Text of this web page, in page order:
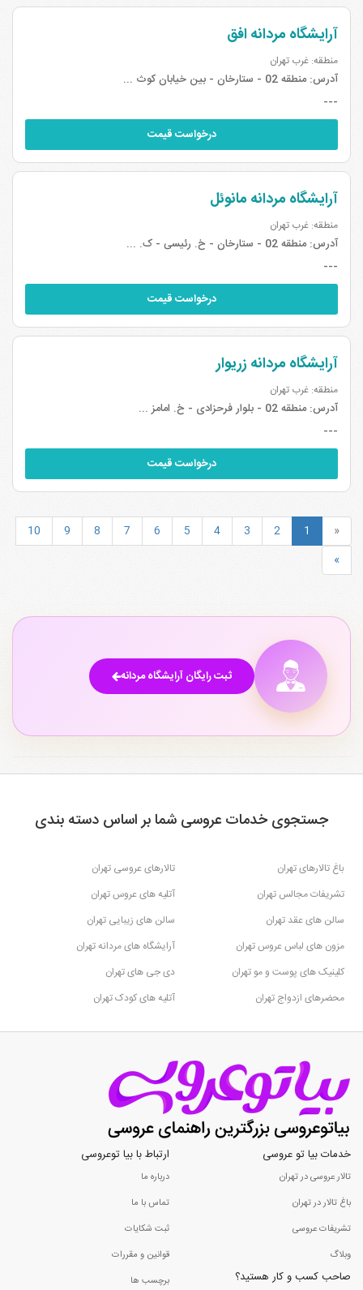
آرایشگاه مردانه افق
منطقه: غرب تهران
آدرس:منطقه 02 - ستارخان - بین خیابان کوث ...
---
درخواست قیمت
آرایشگاه مردانه مانوئل
منطقه: غرب تهران
آدرس:منطقه 02 - ستارخان - خ. رئیسی - ک. ...
---
درخواست قیمت
آرایشگاه مردانه زریوار
منطقه: غرب تهران
آدرس:منطقه 02 - بلوار فرحزادی - خ. امامز ...
---
درخواست قیمت
«
1
2
3
4
5
6
7
8
9
10
»
ثبت رایگان آرایشگاه مردانه
جستجوی خدمات عروسی شما بر اساس دسته بندی
باغ تالارهای تهران
تالارهای عروسی تهران
تشریفات مجالس تهران
آتلیه های عروس تهران
سالن های عقد تهران
سالن های زیبایی تهران
مزون های لباس عروس تهران
آرایشگاه های مردانه تهران
کلینیک های پوست و مو تهران
دی جی های تهران
محضرهای ازدواج تهران
آتلیه های کودک تهران
خدمات بیا تو عروسی
تالار عروسی در تهران
باغ تالار در تهران
تشریفات عروسی
وبلاگ
صاحب کسب و کار هستید؟
ارتباط با بیا توعروسی
درباره ما
تماس با ما
ثبت شکایات
قوانین و مقررات
برچسب ها